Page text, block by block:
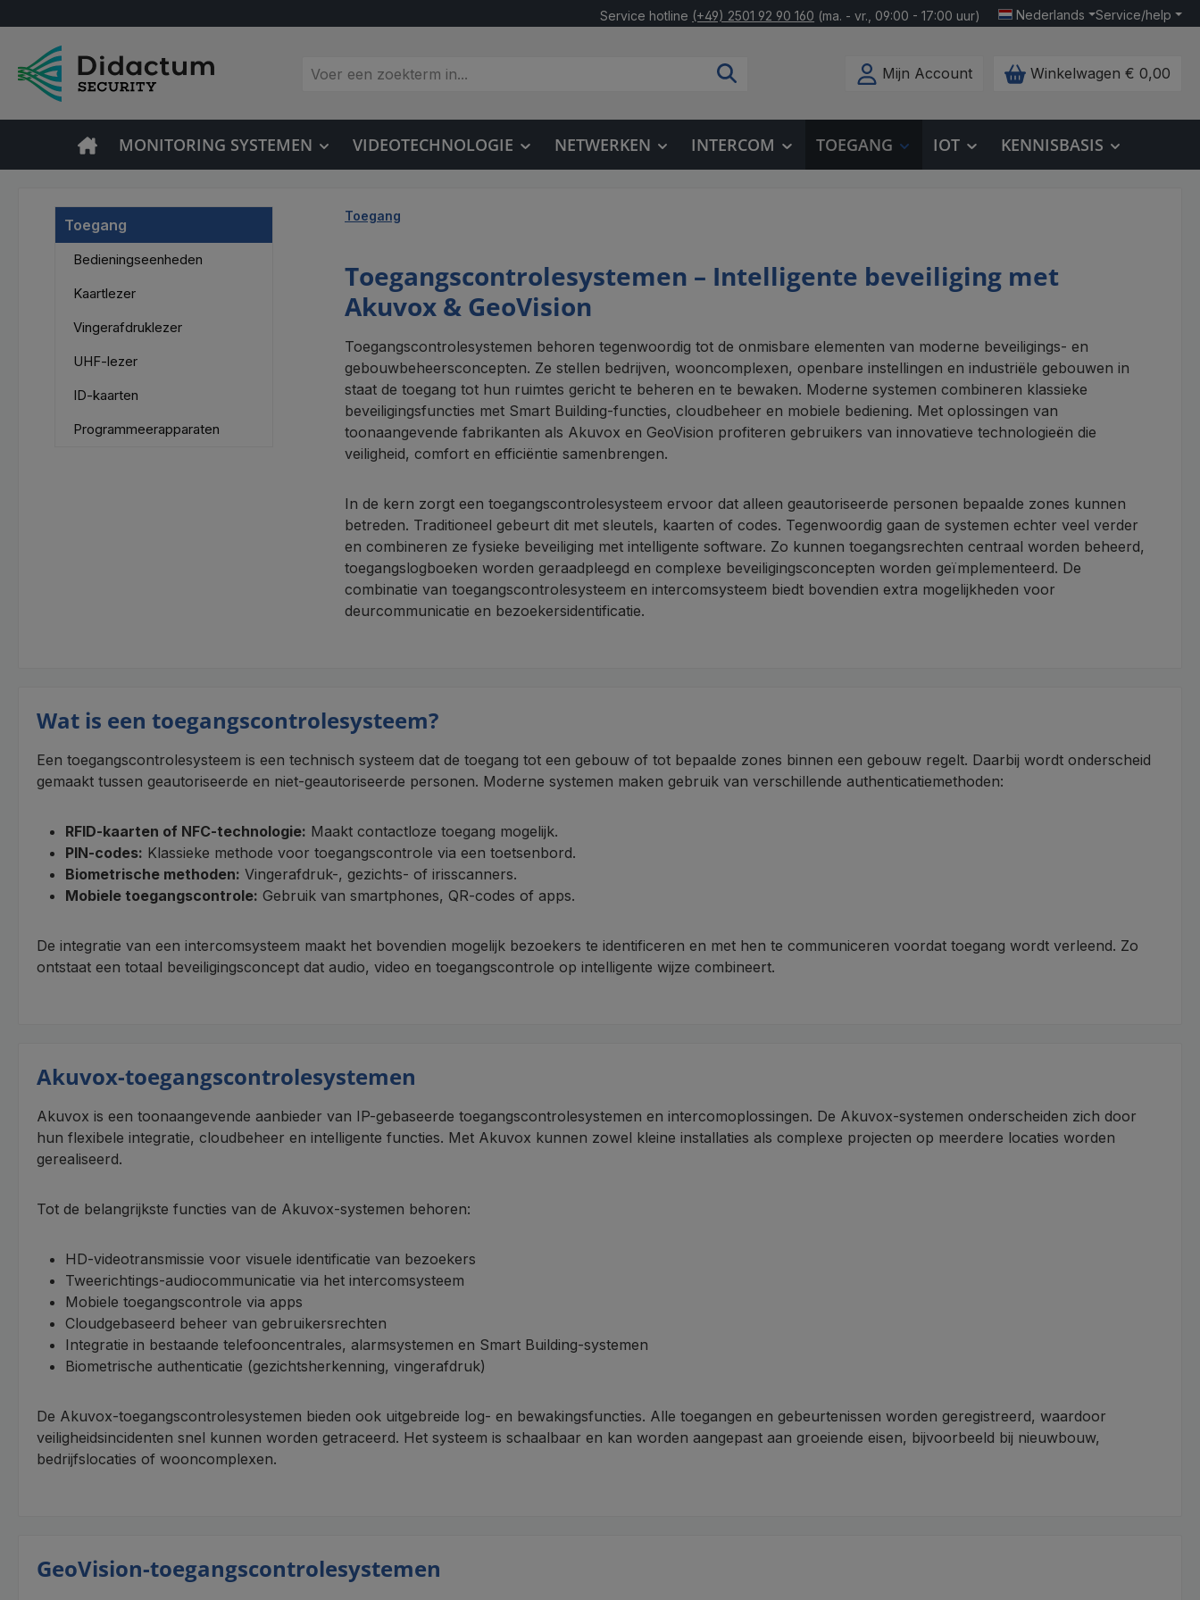
Service hotline (+49) 2501 92 90 160 (ma. - vr., 09:00 - 17:00 uur) Nederlands Service/help
Mijn Account Winkelwagen € 0,00
MONITORING SYSTEMEN VIDEOTECHNOLOGIE NETWERKEN INTERCOM TOEGANG IOT KENNISBASIS
Toegang
Bedieningseenheden
Kaartlezer
Vingerafdruklezer
UHF-lezer
ID-kaarten
Programmeerapparaten
Toegang
Toegangscontrolesystemen – Intelligente beveiliging met
Akuvox & GeoVision
Toegangscontrolesystemen behoren tegenwoordig tot de onmisbare elementen van moderne beveiligings- en
gebouwbeheersconcepten. Ze stellen bedrijven, wooncomplexen, openbare instellingen en industriële gebouwen in
staat de toegang tot hun ruimtes gericht te beheren en te bewaken. Moderne systemen combineren klassieke
beveiligingsfuncties met Smart Building-functies, cloudbeheer en mobiele bediening. Met oplossingen van
toonaangevende fabrikanten als Akuvox en GeoVision profiteren gebruikers van innovatieve technologieën die
veiligheid, comfort en efficiëntie samenbrengen.
In de kern zorgt een toegangscontrolesysteem ervoor dat alleen geautoriseerde personen bepaalde zones kunnen
betreden. Traditioneel gebeurt dit met sleutels, kaarten of codes. Tegenwoordig gaan de systemen echter veel verder
en combineren ze fysieke beveiliging met intelligente software. Zo kunnen toegangsrechten centraal worden beheerd,
toegangslogboeken worden geraadpleegd en complexe beveiligingsconcepten worden geïmplementeerd. De
combinatie van toegangscontrolesysteem en intercomsysteem biedt bovendien extra mogelijkheden voor
deurcommunicatie en bezoekersidentificatie.
Wat is een toegangscontrolesysteem?
Een toegangscontrolesysteem is een technisch systeem dat de toegang tot een gebouw of tot bepaalde zones binnen een gebouw regelt. Daarbij wordt onderscheid
gemaakt tussen geautoriseerde en niet-geautoriseerde personen. Moderne systemen maken gebruik van verschillende authenticatiemethoden:
RFID-kaarten of NFC-technologie: Maakt contactloze toegang mogelijk.
PIN-codes: Klassieke methode voor toegangscontrole via een toetsenbord.
Biometrische methoden: Vingerafdruk-, gezichts- of irisscanners.
Mobiele toegangscontrole: Gebruik van smartphones, QR-codes of apps.
De integratie van een intercomsysteem maakt het bovendien mogelijk bezoekers te identificeren en met hen te communiceren voordat toegang wordt verleend. Zo
ontstaat een totaal beveiligingsconcept dat audio, video en toegangscontrole op intelligente wijze combineert.
Akuvox-toegangscontrolesystemen
Akuvox is een toonaangevende aanbieder van IP-gebaseerde toegangscontrolesystemen en intercomoplossingen. De Akuvox-systemen onderscheiden zich door
hun flexibele integratie, cloudbeheer en intelligente functies. Met Akuvox kunnen zowel kleine installaties als complexe projecten op meerdere locaties worden
gerealiseerd.
Tot de belangrijkste functies van de Akuvox-systemen behoren:
HD-videotransmissie voor visuele identificatie van bezoekers
Tweerichtings-audiocommunicatie via het intercomsysteem
Mobiele toegangscontrole via apps
Cloudgebaseerd beheer van gebruikersrechten
Integratie in bestaande telefooncentrales, alarmsystemen en Smart Building-systemen
Biometrische authenticatie (gezichtsherkenning, vingerafdruk)
De Akuvox-toegangscontrolesystemen bieden ook uitgebreide log- en bewakingsfuncties. Alle toegangen en gebeurtenissen worden geregistreerd, waardoor
veiligheidsincidenten snel kunnen worden getraceerd. Het systeem is schaalbaar en kan worden aangepast aan groeiende eisen, bijvoorbeeld bij nieuwbouw,
bedrijfslocaties of wooncomplexen.
GeoVision-toegangscontrolesystemen